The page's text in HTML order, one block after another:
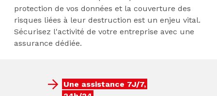
protection de vos données et la couverture des
risques liées à leur destruction est un enjeu vital.
Sécurisez l'activité de votre entreprise avec une
assurance dédiée.
Une assistance 7J/7,